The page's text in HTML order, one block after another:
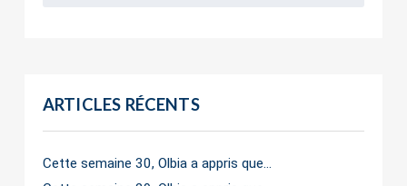
ARTICLES RÉCENTS
Cette semaine 30, Olbia a appris que…